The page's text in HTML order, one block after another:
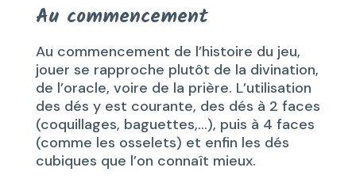
Au commencement
Au commencement de l’histoire du jeu,
jouer se rapproche plutôt de la divination,
de l’oracle, voire de la prière. L’utilisation
des dés y est courante, des dés à 2 faces
(coquillages, baguettes,…), puis à 4 faces
(comme les osselets) et enfin les dés
cubiques que l’on connaît mieux.